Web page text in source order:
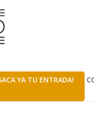
YA TU ENTRADA!